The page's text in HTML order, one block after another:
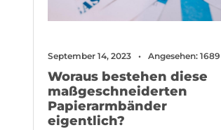
September 14, 2023 Angesehen: 1689
Woraus bestehen diese
maßgeschneiderten
Papierarmbänder
eigentlich?